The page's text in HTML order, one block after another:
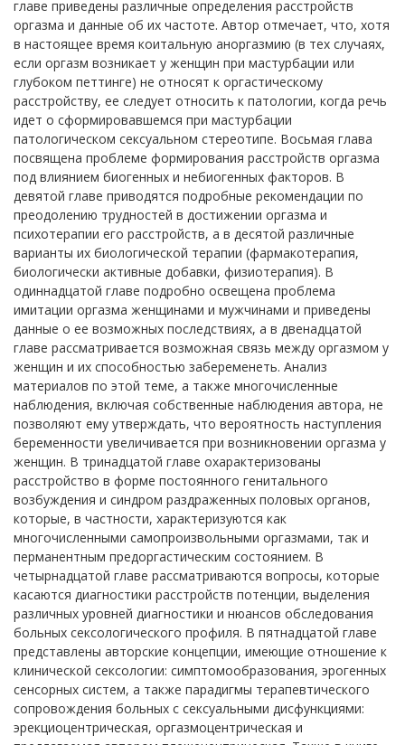
главе приведены различные определения расстройств
оргазма и данные об их частоте. Автор отмечает, что, хотя
в настоящее время коитальную аноргазмию (в тех случаях,
если оргазм возникает у женщин при мастурбации или
глубоком петтинге) не относят к оргастическому
расстройству, ее следует относить к патологии, когда речь
идет о сформировавшемся при мастурбации
патологическом сексуальном стереотипе. Восьмая глава
посвящена проблеме формирования расстройств оргазма
под влиянием биогенных и небиогенных факторов. В
девятой главе приводятся подробные рекомендации по
преодолению трудностей в достижении оргазма и
психотерапии его расстройств, а в десятой различные
варианты их биологической терапии (фармакотерапия,
биологически активные добавки, физиотерапия). В
одиннадцатой главе подробно освещена проблема
имитации оргазма женщинами и мужчинами и приведены
данные о ее возможных последствиях, а в двенадцатой
главе рассматривается возможная связь между оргазмом у
женщин и их способностью забеременеть. Анализ
материалов по этой теме, а также многочисленные
наблюдения, включая собственные наблюдения автора, не
позволяют ему утверждать, что вероятность наступления
беременности увеличивается при возникновении оргазма у
женщин. В тринадцатой главе охарактеризованы
расстройство в форме постоянного генитального
возбуждения и синдром раздраженных половых органов,
которые, в частности, характеризуются как
многочисленными самопроизвольными оргазмами, так и
перманентным предоргастическим состоянием. В
четырнадцатой главе рассматриваются вопросы, которые
касаются диагностики расстройств потенции, выделения
различных уровней диагностики и нюансов обследования
больных сексологического профиля. В пятнадцатой главе
представлены авторские концепции, имеющие отношение к
клинической сексологии: симптомообразования, эрогенных
сенсорных систем, а также парадигмы терапевтического
сопровождения больных с сексуальными дисфункциями:
эрекциоцентрическая, оргазмоцентрическая и